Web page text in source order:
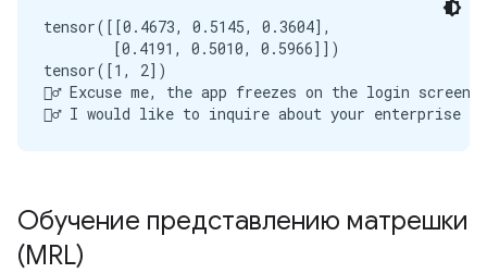
tensor([[0.4673, 0.5145, 0.3604],
        [0.4191, 0.5010, 0.5966]])
tensor([1, 2])
🙋‍♂️ Excuse me, the app freezes on the login
Обучение представлению матрешки
(MRL)